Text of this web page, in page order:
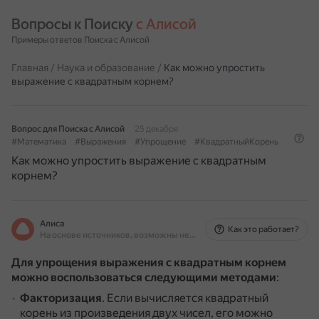
Вопросы к Поиску с Алисой
Примеры ответов Поиска с Алисой
Главная / Наука и образование / Как можно упростить
выражение с квадратным корнем?
Вопрос для Поиска с Алисой
25 декабря
#Математика
#Выражения #Упрощение #КвадратныйКорень
Как можно упростить выражение с квадратным
корнем?
Алиса
На основе источников, возможны неточности
Как это работает?
Для упрощения выражения с квадратным корнем
можно воспользоваться следующими методами:
Факторизация. Если вычисляется квадратный
корень из произведения двух чисел, его можно